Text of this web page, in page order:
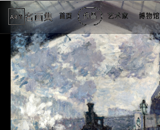
ART 名画集 首页 作品 艺术家 博物馆
7
个
看
点
1
2
3
4
5
6
7